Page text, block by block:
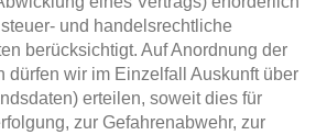
und handelsrechtliche
berücksichtigt. Auf Anordnung der
dürfen wir im Einzelfall Auskunft über
erteilen, soweit dies für
zur Gefahrenabwehr, zur